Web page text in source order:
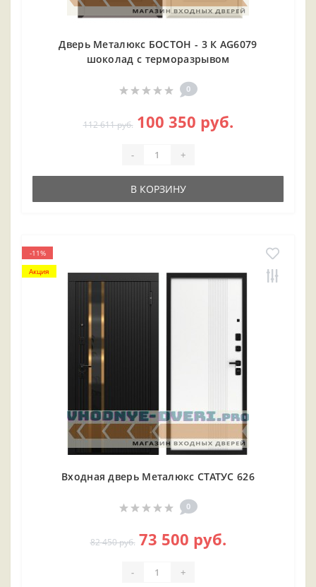
Дверь Металюкс БОСТОН - 3 К AG6079
шоколад с терморазрывом
0
112 611 руб. 100 350 руб.
- +
В КОРЗИНУ
-11%
Акция
Входная дверь Металюкс СТАТУС 626
0
82 450 руб. 73 500 руб.
- +